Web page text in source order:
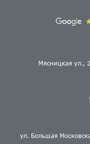
Мясницкая ул.,
ул. Большая